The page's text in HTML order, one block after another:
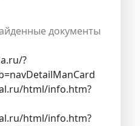
документы
?
html/info.htm?
html/info.htm?